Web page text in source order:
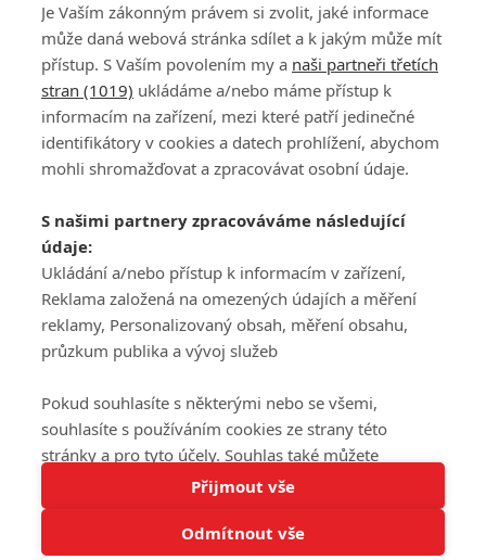
Tato stránka používá soubory cookies.
Rozumím
PŘIHLÁSIT
REGISTROVAT
DISKUZE
Šéfredaktorkou webu jePetr Slavík, e-mailserialy@fandimefilmu.cz
Máte-li zájem o inzerci na našem webu napište nám na e-mail
studio@koncal.com
Ochrana osobních údajů|Zásady používání cookies |Pravidla webu
Upravit nastavení soukromí
© 2016 – 2026 FandimeSerialum.cz / All rights reserved /
Je Vaším zákonným právem si zvolit, jaké informace
může daná webová stránka sdílet a k jakým může mít
přístup. S Vaším povolením my a naši partneři třetích
stran (1019) ukládáme a/nebo máme přístup k
informacím na zařízení, mezi které patří jedinečné
identifikátory v cookies a datech prohlížení, abychom
mohli shromažďovat a zpracovávat osobní údaje.
S našimi partnery zpracováváme následující
údaje:
Ukládání a/nebo přístup k informacím v zařízení,
Reklama založená na omezených údajích a měření
reklamy, Personalizovaný obsah, měření obsahu,
průzkum publika a vývoj služeb
Pokud souhlasíte s některými nebo se všemi,
souhlasíte s používáním cookies ze strany této
stránky a pro tyto účely. Souhlas také můžete
odmítnout, ale v takovém případě vám na stránce
nebudou k dispozici některé personalizované funkce.
Vaše volby souhlasu se budou vztahovat pouze na
Přijmout vše
Odmítnout vše